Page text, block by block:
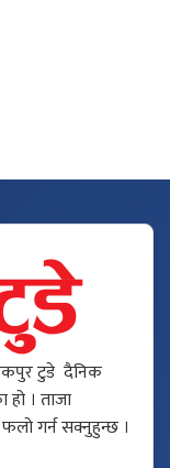
टुडे दैनिक
हो । ताजा
गर्न सक्नुहुन्छ ।